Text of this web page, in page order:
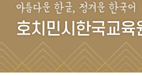
아름다운 한글, 정겨운 한국어
호치민시한국교육